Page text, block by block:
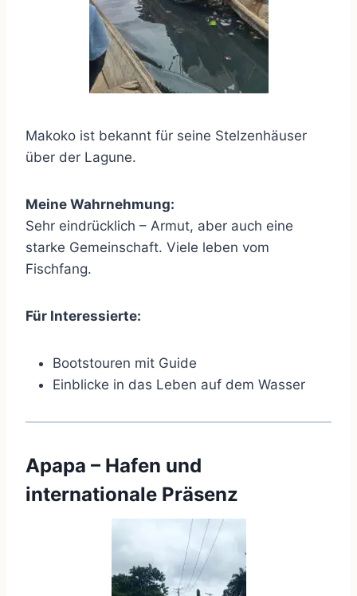
Makoko ist bekannt für seine Stelzenhäuser
über der Lagune.
Meine Wahrnehmung:
Sehr eindrücklich – Armut, aber auch eine
starke Gemeinschaft. Viele leben vom
Fischfang.
Für Interessierte:
Bootstouren mit Guide
Einblicke in das Leben auf dem Wasser
Apapa – Hafen und
internationale Präsenz